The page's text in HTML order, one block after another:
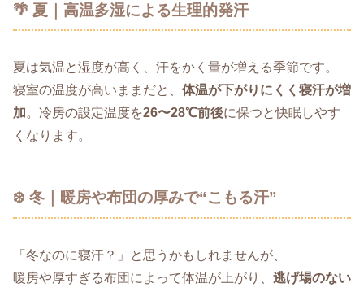
🌴 夏｜高温多湿による生理的発汗
夏は気温と湿度が高く、汗をかく量が増える季節です。
寝室の温度が高いままだと、 体温が下がりにくく寝汗が増
加。冷房の設定温度を26〜28℃前後に保つと快眠しやす
くなります。
❄️ 冬｜暖房や布団の厚みで“こもる汗”
「冬なのに寝汗？」と思うかもしれませんが、
暖房や厚すぎる布団によって体温が上がり、 逃げ場のない